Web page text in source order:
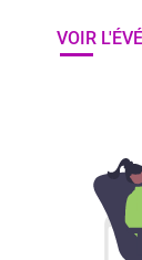
VOIR